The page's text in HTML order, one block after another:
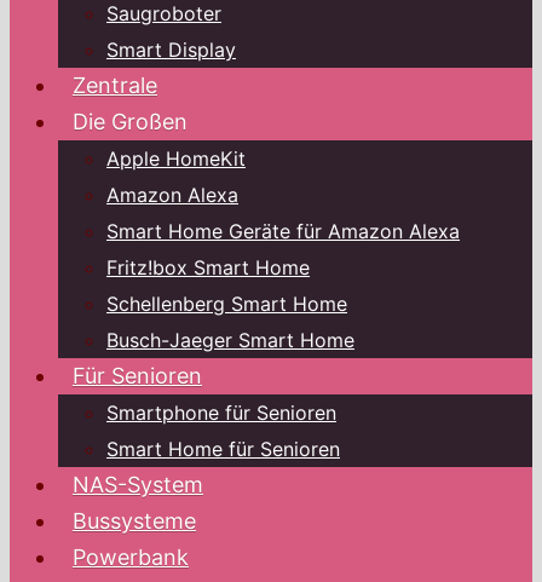
Saugroboter
Smart Display
Zentrale
Die Großen
Apple HomeKit
Amazon Alexa
Smart Home Geräte für Amazon Alexa
Fritz!box Smart Home
Schellenberg Smart Home
Busch-Jaeger Smart Home
Für Senioren
Smartphone für Senioren
Smart Home für Senioren
NAS-System
Bussysteme
Powerbank